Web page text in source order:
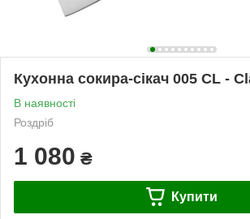
Кухонна сокира-сікач 005 CL -
В наявності
Роздріб
1 080 ₴
Купити